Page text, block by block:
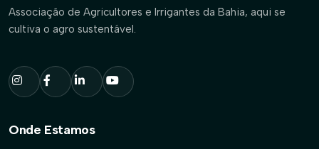
Associação de Agricultores e Irrigantes da Bahia, aqui se
cultiva o agro sustentável.
Onde Estamos